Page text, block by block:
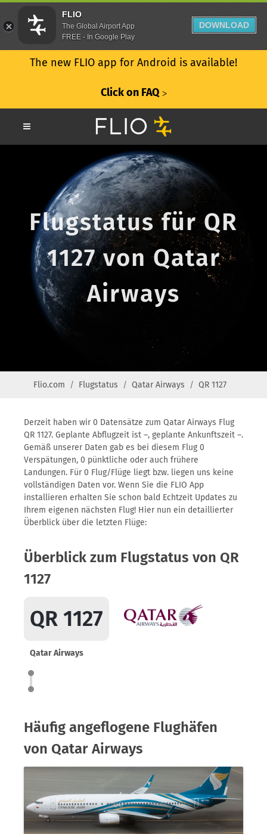
The new FLIO app for Android is available!
Click on FAQ ᐳ
Flugstatus für QR
1127 von Qatar
Airways
Flio.com Flugstatus Qatar Airways QR 1127
Derzeit haben wir 0 Datensätze zum Qatar Airways Flug
QR 1127. Geplante Abflugzeit ist –, geplante Ankunftszeit –.
Gemäß unserer Daten gab es bei diesem Flug 0
Verspätungen, 0 pünktliche oder auch frühere
Landungen. Für 0 Flug/Flüge liegt bzw. liegen uns keine
vollständigen Daten vor. Wenn Sie die FLIO App
installieren erhalten Sie schon bald Echtzeit Updates zu
Ihrem eigenen nächsten Flug! Hier nun ein detaillierter
Überblick über die letzten Flüge:
Überblick zum Flugstatus von QR
1127
QR 1127
Qatar Airways
Häufig angeflogene Flughäfen
von Qatar Airways
FLIO
The Global Airport App
FREE - In Google Play
DOWNLOAD